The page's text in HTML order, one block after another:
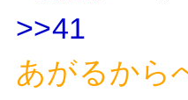
>>41
あがるから